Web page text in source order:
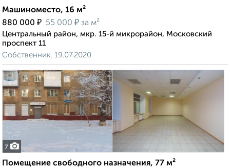
Машиноместо, 16 м²
880 000 ₽ 55 000 ₽ за м²
Центральный район, мкр. 15-й микрорайон, Московский
проспект 11
Собственник, 19.07.2020
7
Помещение свободного назначения, 77 м²